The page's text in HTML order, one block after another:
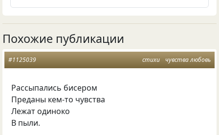
Похожие публикации
стихи чувства любовь
#1125039
Рассыпались бисером
Преданы кем-то чувства
Лежат одиноко
В пыли.